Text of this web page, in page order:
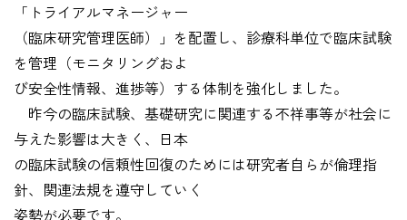
「トライアルマネージャー
（臨床研究管理医師）」を配置し、診療科単位で臨床試験
を管理（モニタリングおよ
び安全性情報、進捗等）する体制を強化しました。
昨今の臨床試験、基礎研究に関連する不祥事等が社会に
与えた影響は大きく、日本
の臨床試験の信頼性回復のためには研究者自らが倫理指
針、関連法規を遵守していく
姿勢が必要です。